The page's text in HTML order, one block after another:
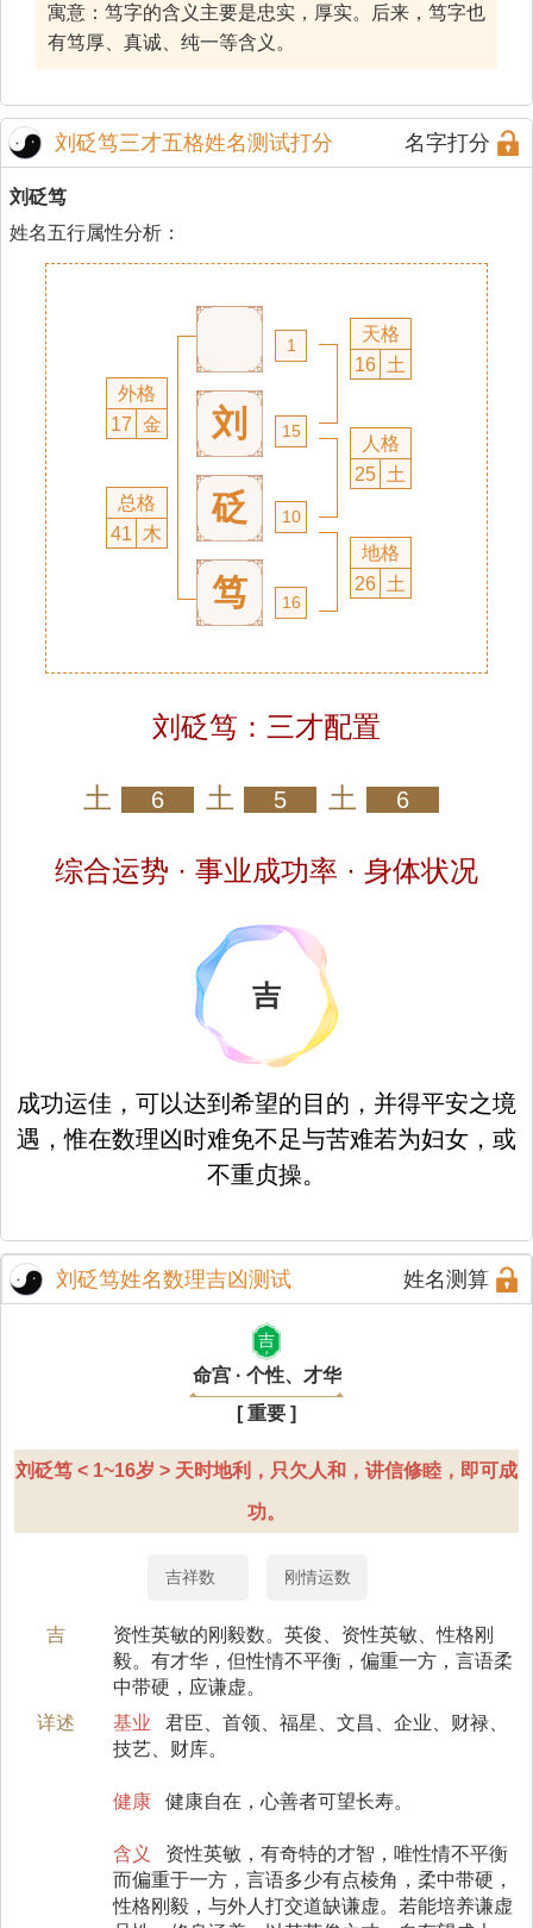
寓意：笃字的含义主要是忠实，厚实。后来，笃字也
有笃厚、真诚、纯一等含义。
刘砭笃三才五格姓名测试打分 名字打分
刘砭笃
姓名五行属性分析：
外格
17 金
总格
41
木
刘
砭
笃
1
15
10
16
天格
16 土
人格
25 土
地格
26 土
刘砭笃：三才配置
土 6 土 5 土 6
综合运势 · 事业成功率 · 身体状况
吉
成功运佳，可以达到希望的目的，并得平安之境
遇，惟在数理凶时难免不足与苦难若为妇女，或
不重贞操。
刘砭笃姓名数理吉凶测试 姓名测算
吉
命宫 · 个性、才华
[ 重要 ]
刘砭笃 < 1~16岁 > 天时地利，只欠人和，讲信修睦，即可成
功。
吉祥数 刚情运数
吉
资性英敏的刚毅数。英俊、资性英敏、性格刚
毅。有才华，但性情不平衡，偏重一方，言语柔
中带硬，应谦虚。
详述
基业
君臣、首领、福星、文昌、企业、财禄、
技艺、财库。
健康 健康自在，心善者可望长寿。
含义
资性英敏，有奇特的才智，唯性情不平衡
而偏重于一方，言语多少有点棱角，柔中带硬，
性格刚毅，与外人打交道缺谦虚。若能培养谦虚